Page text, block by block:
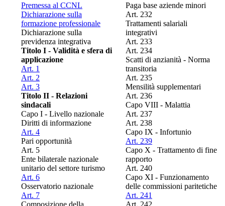
Premessa al CCNL
Dichiarazione sulla
formazione professionale
Dichiarazione sulla
previdenza integrativa
Titolo I - Validità e sfera di
applicazione
Art. 1
Art. 2
Art. 3
Titolo II - Relazioni
sindacali
Capo I - Livello nazionale
Diritti di informazione
Art. 4
Pari opportunità
Art. 5
Ente bilaterale nazionale
unitario del settore turismo
Art. 6
Osservatorio nazionale
Art. 7
Composizione della
Paga base aziende minori
Art. 232
Trattamenti salariali
integrativi
Art. 233
Art. 234
Scatti di anzianità - Norma
transitoria
Art. 235
Mensilità supplementari
Art. 236
Capo VIII - Malattia
Art. 237
Art. 238
Capo IX - Infortunio
Art. 239
Capo X - Trattamento di fine
rapporto
Art. 240
Capo XI - Funzionamento
delle commissioni paritetiche
Art. 241
Art. 242